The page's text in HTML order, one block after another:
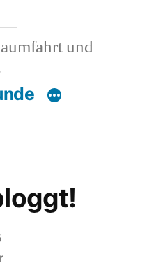
und
zu